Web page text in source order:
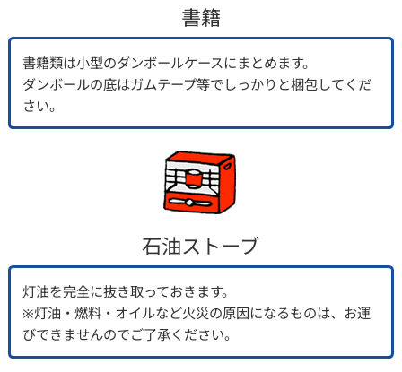
書籍
書籍類は小型のダンボールケースにまとめます。
ダンボールの底はガムテープ等でしっかりと梱包してくだ
さい。
石油ストーブ
灯油を完全に抜き取っておきます。
※灯油・燃料・オイルなど火災の原因になるものは、お運
びできませんのでご了承ください。